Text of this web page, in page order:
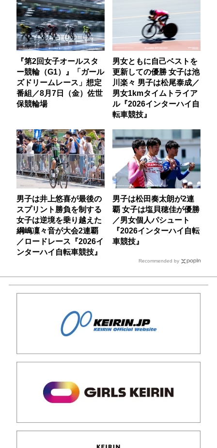
『第2回女子オールスタ
ー競輪（G1）』「ガール
ズドリームレース」想定
番組／8月7日（金）佐世
保競輪場
男女ともに自己ベストを
更新しての優勝 女子は池
川楽々 男子は松尾泰成／
男女1kmタイムトライア
ル『2026インターハイ自
転車競技』
男子は井上悠喜が最後の
スプリント勝負を制する
女子は逆境を乗り越えた
綱嶋凜々音が大会2連覇
／ロードレース『2026イ
ンターハイ自転車競技』
男子は松田奏太朗が2連
覇 女子は塩貝穂佳が優勝
／男女個人パシュート
『2026インターハイ自転
車競技』
Recommended by